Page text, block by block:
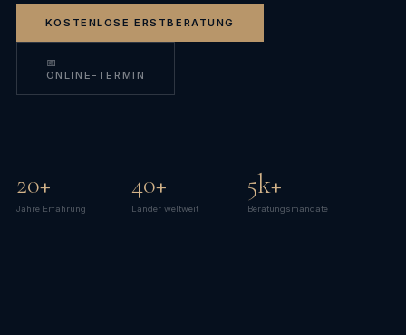
KOSTENLOSE ERSTBERATUNG
📅
ONLINE-TERMIN
20+
Jahre Erfahrung
40+
Länder weltweit
5k+
Beratungsmandate